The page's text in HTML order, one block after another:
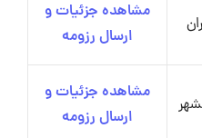
مشاهده جزئیات و
ارسال رزومه
مشاهده جزئیات و
ارسال رزومه